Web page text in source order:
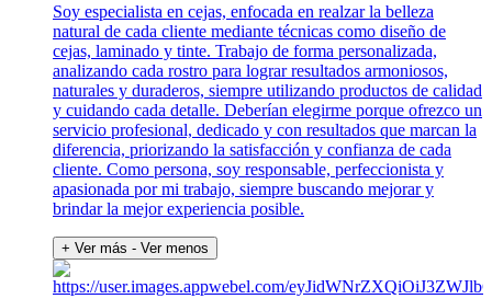
Soy especialista en cejas, enfocada en realzar la belleza
natural de cada cliente mediante técnicas como diseño de
cejas, laminado y tinte. Trabajo de forma personalizada,
analizando cada rostro para lograr resultados armoniosos,
naturales y duraderos, siempre utilizando productos de calidad
y cuidando cada detalle. Deberían elegirme porque ofrezco un
servicio profesional, dedicado y con resultados que marcan la
diferencia, priorizando la satisfacción y confianza de cada
cliente. Como persona, soy responsable, perfeccionista y
apasionada por mi trabajo, siempre buscando mejorar y
brindar la mejor experiencia posible.
+ Ver más - Ver menos